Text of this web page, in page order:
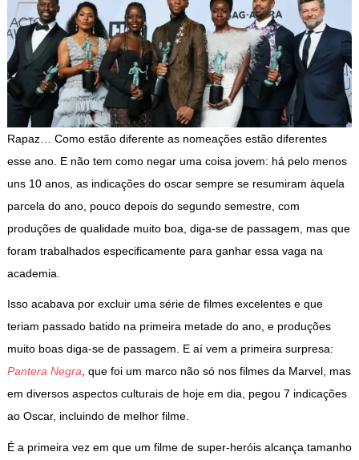
Rapaz… Como estão diferente as nomeações estão diferentes
esse ano. E não tem como negar uma coisa jovem: há pelo menos
uns 10 anos, as indicações do oscar sempre se resumiram àquela
parcela do ano, pouco depois do segundo semestre, com
produções de qualidade muito boa, diga-se de passagem, mas que
foram trabalhados especificamente para ganhar essa vaga na
academia.
Isso acabava por excluir uma série de filmes excelentes e que
teriam passado batido na primeira metade do ano, e produções
muito boas diga-se de passagem. E aí vem a primeira surpresa:
Pantera Negra , que foi um marco não só nos filmes da Marvel, mas
em diversos aspectos culturais de hoje em dia, pegou 7 indicações
ao Oscar, incluindo de melhor filme.
É a primeira vez em que um filme de super-heróis alcança tamanho